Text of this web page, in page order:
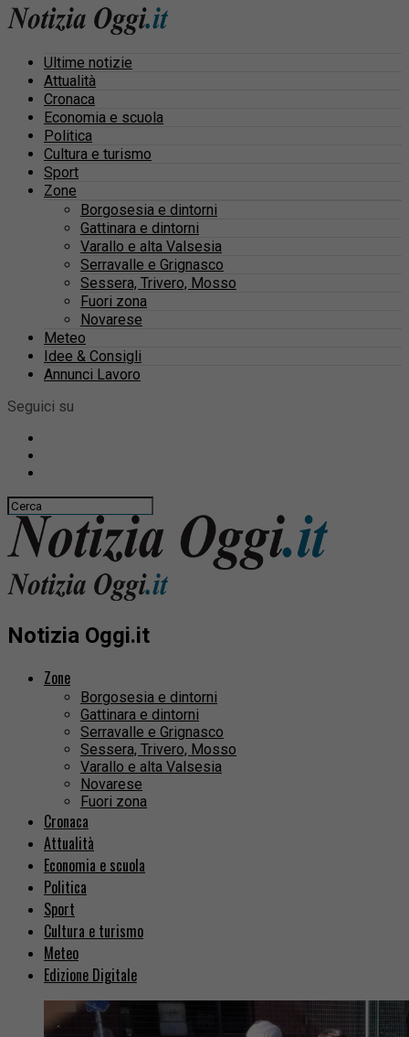
Ultime notizie
Attualità
Cronaca
Economia e scuola
Politica
Cultura e turismo
Sport
Zone
Borgosesia e dintorni
Gattinara e dintorni
Varallo e alta Valsesia
Serravalle e Grignasco
Sessera, Trivero, Mosso
Fuori zona
Novarese
Meteo
Idee & Consigli
Annunci Lavoro
Seguici su
Notizia Oggi.it
Zone
Borgosesia e dintorni
Gattinara e dintorni
Serravalle e Grignasco
Sessera, Trivero, Mosso
Varallo e alta Valsesia
Novarese
Fuori zona
Cronaca
Attualità
Economia e scuola
Politica
Sport
Cultura e turismo
Meteo
Edizione Digitale